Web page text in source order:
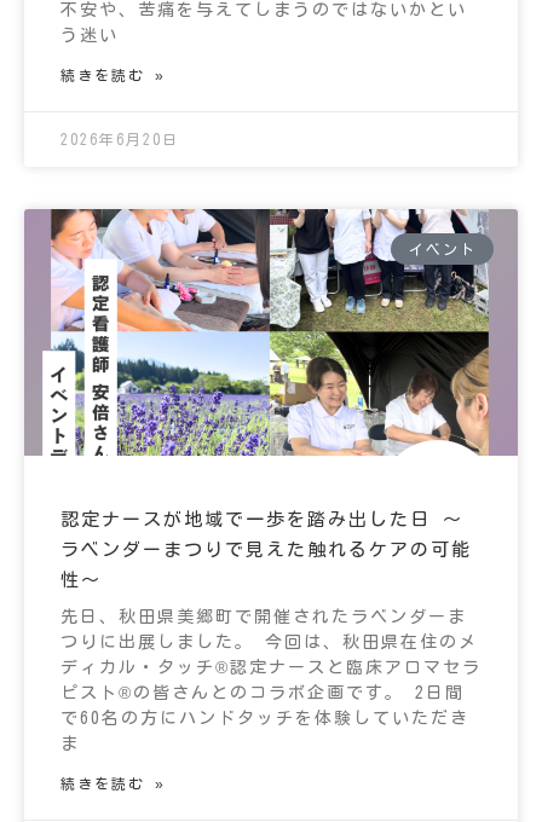
不安や、苦痛を与えてしまうのではないかとい
う迷い
続きを読む »
2026年6月20日
イベント
認定ナースが地域で一歩を踏み出した日 ～
ラベンダーまつりで見えた触れるケアの可能
性～
先日、秋田県美郷町で開催されたラベンダーま
つりに出展しました。 今回は、秋田県在住のメ
ディカル・タッチ®認定ナースと臨床アロマセラ
ピスト®の皆さんとのコラボ企画です。 2日間
で60名の方にハンドタッチを体験していただき
ま
続きを読む »